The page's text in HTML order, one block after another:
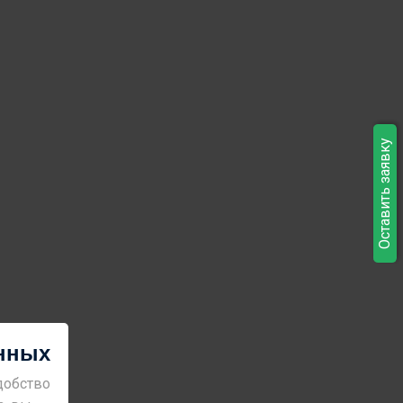
Оставить заявку